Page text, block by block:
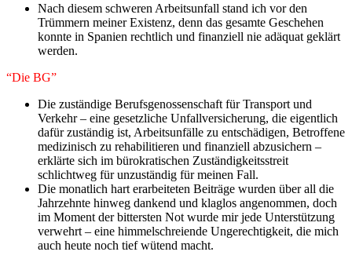
​Nach diesem schweren Arbeitsunfall stand ich vor den
Trümmern meiner Existenz, denn das gesamte Geschehen
konnte in Spanien rechtlich und finanziell nie adäquat geklärt
werden.
“Die BG”
Die zuständige Berufsgenossenschaft für Transport und
Verkehr – eine gesetzliche Unfallversicherung, die eigentlich
dafür zuständig ist, Arbeitsunfälle zu entschädigen, Betroffene
medizinisch zu rehabilitieren und finanziell abzusichern –
erklärte sich im bürokratischen Zuständigkeitsstreit
schlichtweg für unzuständig für meinen Fall.
Die monatlich hart erarbeiteten Beiträge wurden über all die
Jahrzehnte hinweg dankend und klaglos angenommen, doch
im Moment der bittersten Not wurde mir jede Unterstützung
verwehrt – eine himmelschreiende Ungerechtigkeit, die mich
auch heute noch tief wütend macht.